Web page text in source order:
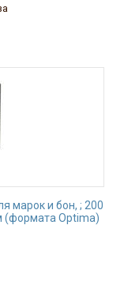
марок и бон, ; 200
(формата Optima)